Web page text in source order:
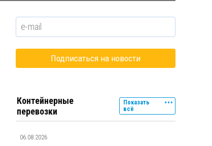
Контейнерные
перевозки
Показать
всё
06.08.2026